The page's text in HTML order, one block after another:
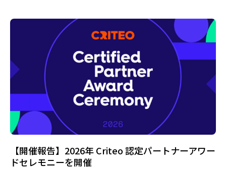
【開催報告】2026年 Criteo 認定パートナーアワー
ドセレモニーを開催